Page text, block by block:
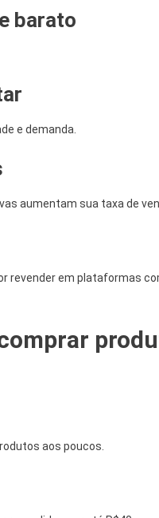
barato
e demanda.
aumentam sua taxa de
revender em plataformas
aos poucos.